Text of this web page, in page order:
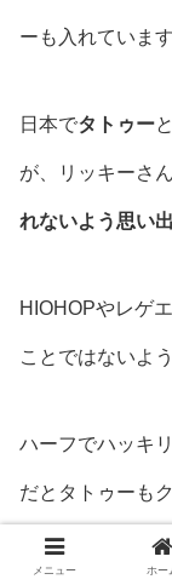
ーも入れています
日本でタトゥー
が、リッキーさ
れないよう思い
HIOHOPやレゲ
ことではないよう
ハーフでハッキ
だとタトゥーも
メニュー ホー